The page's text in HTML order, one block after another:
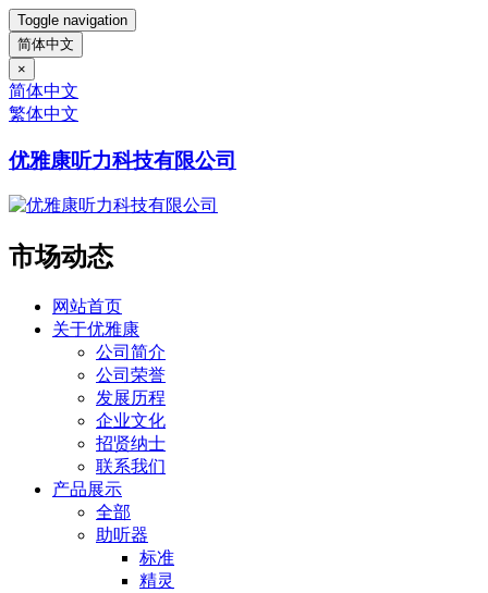
Toggle navigation
简体中文
×
简体中文
繁体中文
优雅康听力科技有限公司
市场动态
网站首页
关于优雅康
公司简介
公司荣誉
发展历程
企业文化
招贤纳士
联系我们
产品展示
全部
助听器
标准
精灵